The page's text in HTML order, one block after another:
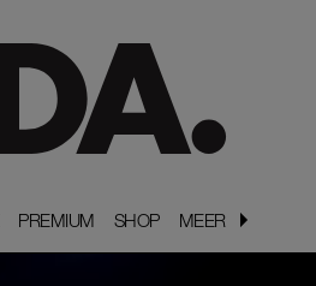
PREMIUM
PREMIUM SHOP
SHOP MEER
MEER